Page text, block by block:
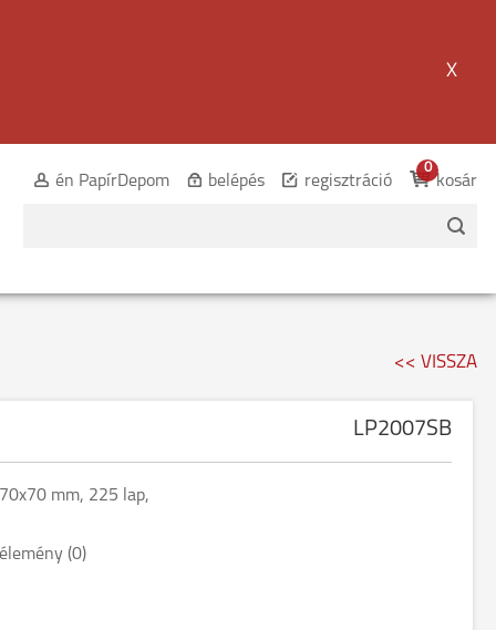
X
én PapírDepom belépés regisztráció kosár
0
<< VISSZA
LP2007SB
mm, 225 lap,
(0)